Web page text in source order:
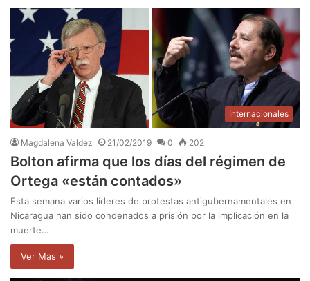
Internacionales
Magdalena Valdez 21/02/2019 0 202
Bolton afirma que los días del régimen de
Ortega «están contados»
Esta semana varios líderes de protestas antigubernamentales en
Nicaragua han sido condenados a prisión por la implicación en la
muerte…
Ver Mas »